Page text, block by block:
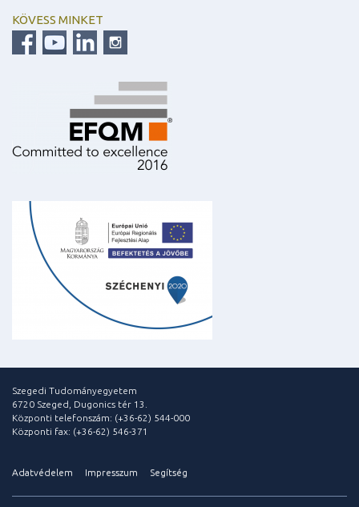
KÖVESS MINKET
Szegedi Tudományegyetem
6720 Szeged, Dugonics tér 13.
Központi telefonszám: (+36-62) 544-000
Központi fax: (+36-62) 546-371
Adatvédelem Impresszum Segítség